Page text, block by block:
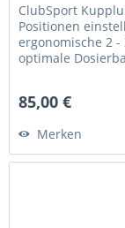
ClubSport
Positionen
ergonomische 2
optimale
85,00 €
Merken